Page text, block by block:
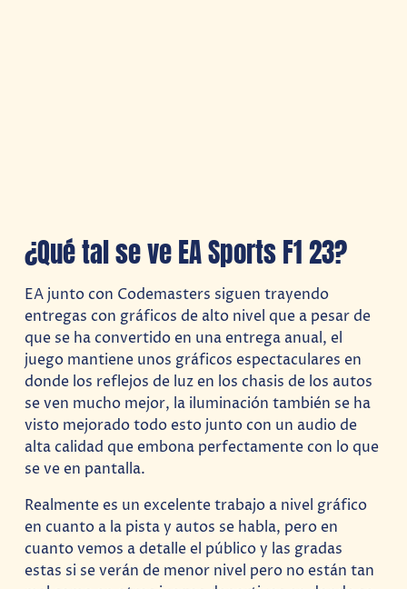
¿Qué tal se ve EA Sports F1 23?
EA junto con Codemasters siguen trayendo
entregas con gráficos de alto nivel que a pesar de
que se ha convertido en una entrega anual, el
juego mantiene unos gráficos espectaculares en
donde los reflejos de luz en los chasis de los autos
se ven mucho mejor, la iluminación también se ha
visto mejorado todo esto junto con un audio de
alta calidad que embona perfectamente con lo que
se ve en pantalla.
Realmente es un excelente trabajo a nivel gráfico
en cuanto a la pista y autos se habla, pero en
cuanto vemos a detalle el público y las gradas
estas si se verán de menor nivel pero no están tan